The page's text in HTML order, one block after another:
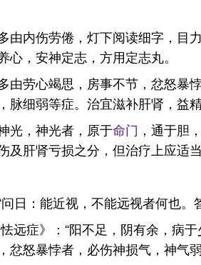
由内伤劳倦，灯下阅读细字，目
心，安神定志，方用定志丸。
由劳心竭思，房事不节，忿怒暴
脉细弱等症。治宜滋补肝肾，益
光，神光者，原于命门 ，通于胆
及肝肾亏损之分，但治疗上应适
问日：能近视，不能远视者何也
怯远症》：“阳不足，阴有余，
忿怒暴悖者，必伤神损气，神气